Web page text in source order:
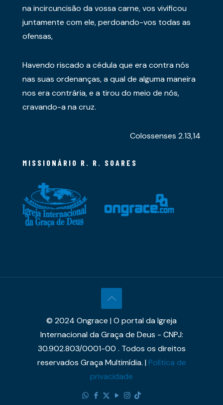
na incircuncisão da vossa carne, vos vivificou
juntamente com ele, perdoando-vos todas as
ofensas,
Havendo riscado a cédula que era contra nós
nas suas ordenanças, a qual de alguma maneira
nos era contrária, e a tirou do meio de nós,
cravando-a na cruz.
Colossenses 2.13,14
MISSIONÁRIO R. R. SOARES
© 2024 Ongrace | O portal da Igreja
Internacional da Graça de Deus - CNPJ:
30.902.803/0001-00 . Todos os direitos
reservados Graça Multimídia. |Política de
privacidade